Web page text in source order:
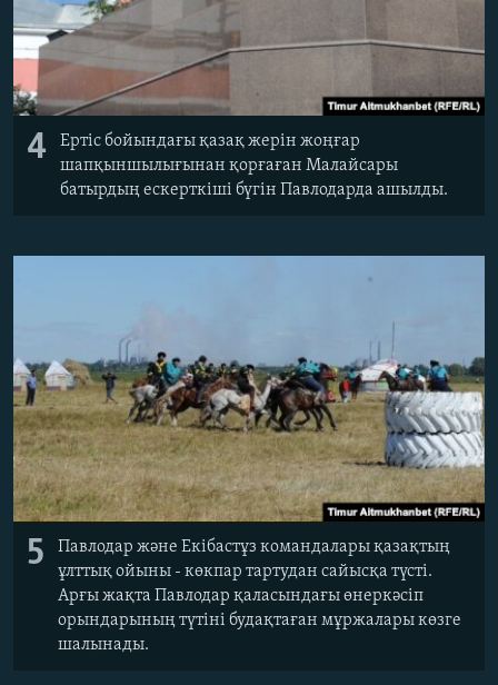
4
Ертіс бойындағы қазақ жерін жоңғар
шапқыншылығынан қорғаған Малайсары
батырдың ескерткіші бүгін Павлодарда ашылды.
5
Павлодар және Екібастұз командалары қазақтың
ұлттық ойыны - көкпар тартудан сайысқа түсті.
Арғы жақта Павлодар қаласындағы өнеркәсіп
орындарының түтіні будақтаған мұржалары көзге
шалынады.